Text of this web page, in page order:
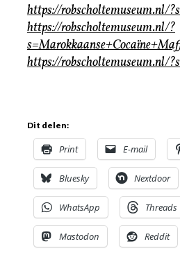
https://robscholtemuseum.nl/
https://robscholtemuseum.nl/?
https://robscholtemuseum.nl/
Dit delen:
Print E-mail
Bluesky Nextdoor
WhatsApp Threads
Mastodon Reddit